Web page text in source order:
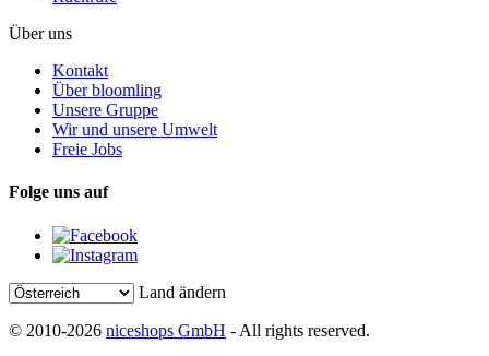
Über uns
Kontakt
Über bloomling
Unsere Gruppe
Wir und unsere Umwelt
Freie Jobs
Folge uns auf
Land ändern
© 2010-2026 niceshops GmbH - All rights reserved.